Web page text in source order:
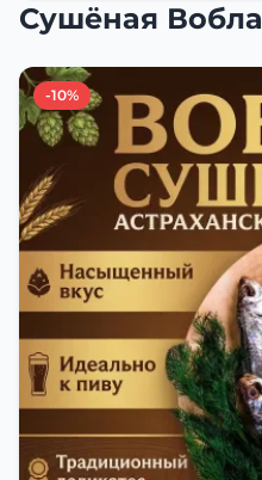
Сушёная Вобла
-10%